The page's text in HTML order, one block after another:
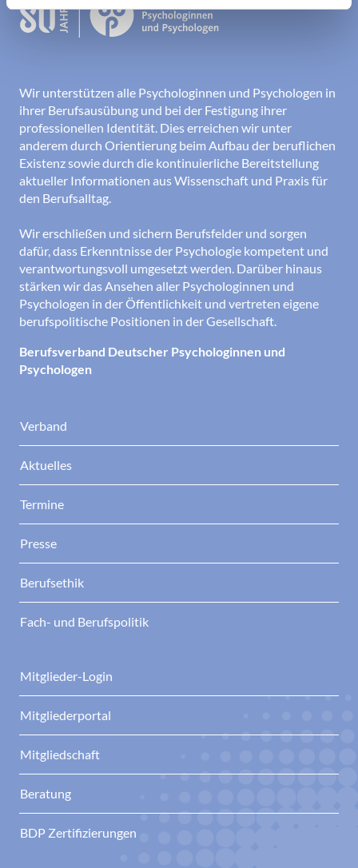
Wir unterstützen alle Psychologinnen und Psychologen in
ihrer Berufsausübung und bei der Festigung ihrer
professionellen Identität. Dies erreichen wir unter
anderem durch Orientierung beim Aufbau der beruflichen
Existenz sowie durch die kontinuierliche Bereitstellung
aktueller Informationen aus Wissenschaft und Praxis für
den Berufsalltag.
Wir erschließen und sichern Berufsfelder und sorgen
dafür, dass Erkenntnisse der Psychologie kompetent und
verantwortungsvoll umgesetzt werden. Darüber hinaus
stärken wir das Ansehen aller Psychologinnen und
Psychologen in der Öffentlichkeit und vertreten eigene
berufspolitische Positionen in der Gesellschaft.
Berufsverband Deutscher Psychologinnen und
Psychologen
Verband
Aktuelles
Termine
Presse
Berufsethik
Fach- und Berufspolitik
Mitglieder-Login
Mitgliederportal
Mitgliedschaft
Beratung
BDP Zertifizierungen